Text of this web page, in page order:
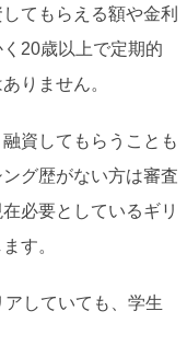
てもらえる額や金利
20歳以上で定期的
りません。
資してもらうことも
グ歴がない方は審査
必要としているギリ
す。
していても、学生